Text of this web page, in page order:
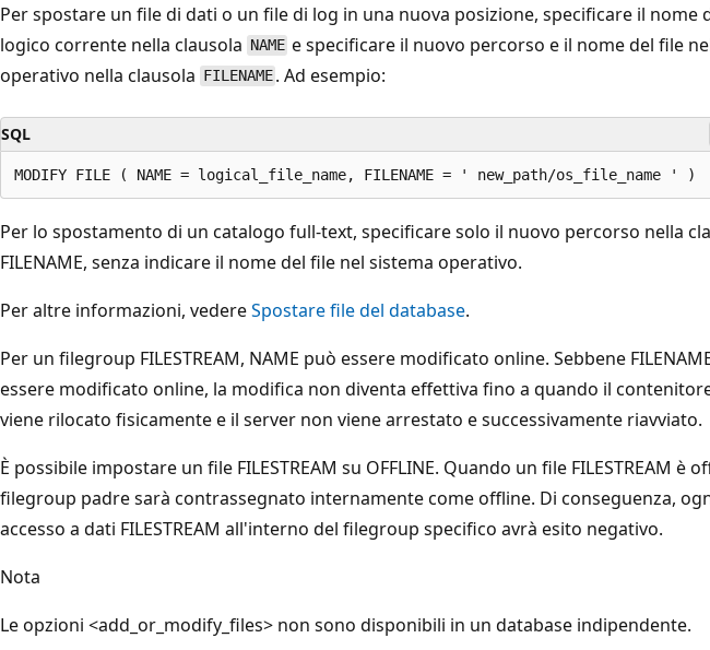
Per spostare un file di dati o un file di log in una nuova posizione, specificare il nome
logico corrente nella clausola NAME e specificare il nuovo percorso e il nome del file
operativo nella clausola FILENAME . Ad esempio:
SQL
Per lo spostamento di un catalogo full-text, specificare solo il nuovo percorso nella
FILENAME, senza indicare il nome del file nel sistema operativo.
Per altre informazioni, vedereSpostare file del database.
Per un filegroup FILESTREAM, NAME può essere modificato online. Sebbene
essere modificato online, la modifica non diventa effettiva fino a quando il
viene rilocato fisicamente e il server non viene arrestato e successivamente riavviato.
È possibile impostare un file FILESTREAM su OFFLINE. Quando un file FILESTREAM è
filegroup padre sarà contrassegnato internamente come offline. Di conseguenza,
accesso a dati FILESTREAM all'interno del filegroup specifico avrà esito negativo.
Nota
Le opzioni <add_or_modify_files> non sono disponibili in un database indipendente.